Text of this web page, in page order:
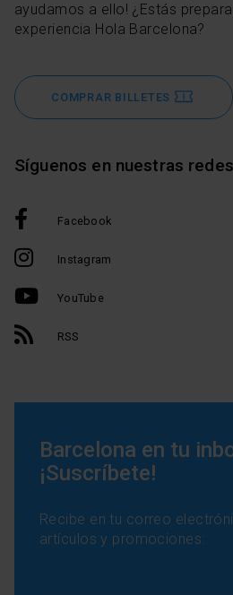
ayudamos a ello! ¿Estás
experiencia Hola Barcelona?
COMPRAR BILLETES
Síguenos en nuestras
Facebook
Instagram
YouTube
RSS
Barcelona en tu
¡Suscríbete!
Recibe en tu correo
artículos y promociones: